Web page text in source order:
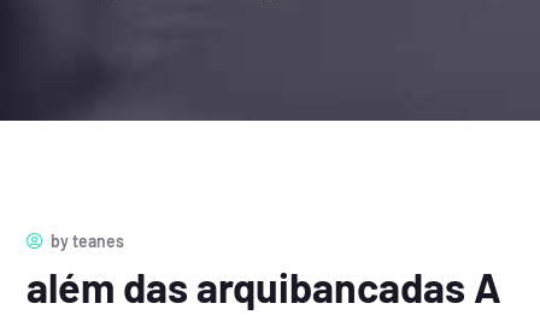
byteanes
além das arquibancadas A